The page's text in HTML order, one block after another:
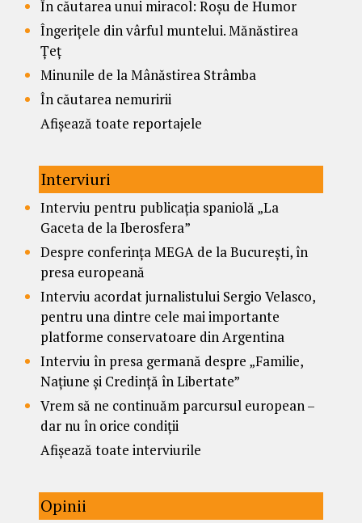
În căutarea unui miracol: Roșu de Humor
Îngerițele din vârful muntelui. Mănăstirea
Țeț
Minunile de la Mânăstirea Strâmba
În căutarea nemuririi
Afișează toate reportajele
Interviuri
Interviu pentru publicația spaniolă „La
Gaceta de la Iberosfera”
Despre conferința MEGA de la București, în
presa europeană
Interviu acordat jurnalistului Sergio Velasco,
pentru una dintre cele mai importante
platforme conservatoare din Argentina
Interviu în presa germană despre „Familie,
Națiune și Credință în Libertate”
Vrem să ne continuăm parcursul european –
dar nu în orice condiții
Afișează toate interviurile
Opinii